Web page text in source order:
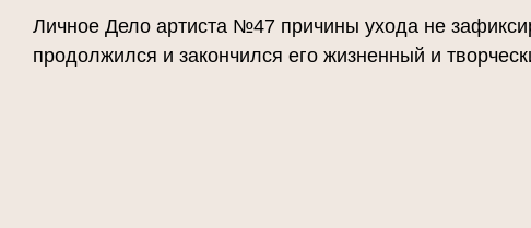
Личное Дело артиста №47 причины ухода не
продолжился и закончился его жизненный и